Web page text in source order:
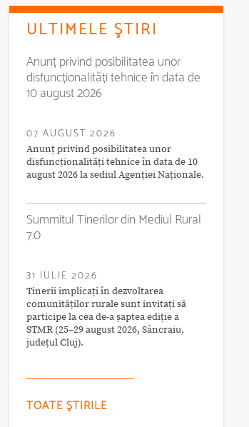
ULTIMELE ŞTIRI
Anunț privind posibilitatea unor
disfuncționalități tehnice în data de
10 august 2026
07 AUGUST 2026
Anunț privind posibilitatea unor
disfuncționalități tehnice în data de 10
august 2026 la sediul Agenției Naționale.
Summitul Tinerilor din Mediul Rural
7.0
31 IULIE 2026
Tinerii implicați în dezvoltarea
comunităților rurale sunt invitați să
participe la cea de-a șaptea ediție a
STMR (25–29 august 2026, Sâncraiu,
județul Cluj).
TOATE ŞTIRILE